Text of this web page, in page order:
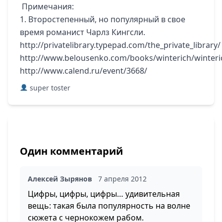
Примечания:
1. Второстепенный, но популярный в свое
время романист Чарлз Кингсли.
http://privatelibrary.typepad.com/the_private_library/
http://www.belousenko.com/books/winterich/
http://www.calend.ru/event/3668/
super toster
Один комментарий
Алексей Зырянов 7 апреля 2012
Цифры, цифры, цифры… удивительная
вещь: такая была популярность на волне
сюжета с чернокожем рабом.